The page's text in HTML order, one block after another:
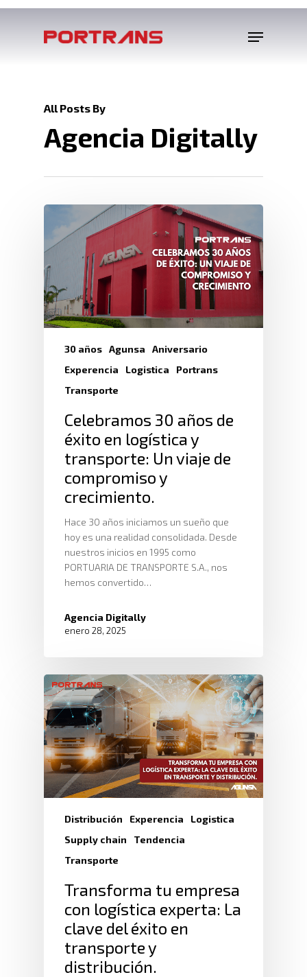
All Posts By
Agencia Digitally
30 años Agunsa
Aniversario
Experencia
Logistica
Portrans
Transporte
Celebramos 30 años de
éxito en logística y
transporte: Un viaje de
compromiso y
crecimiento.
Hace 30 años iniciamos un sueño que
hoy es una realidad consolidada. Desde
nuestros inicios en 1995 como
PORTUARIA DE TRANSPORTE S.A., nos
hemos convertido…
Agencia Digitally
enero 28, 2025
Distribución Experencia
Logistica
Supply chain
Tendencia
Transporte
Transforma tu empresa
con logística experta: La
clave del éxito en
transporte y
distribución.